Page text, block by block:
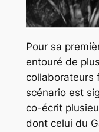
Pour sa
entouré de
collaborateurs
scénario est
co-écrit
dont celui du